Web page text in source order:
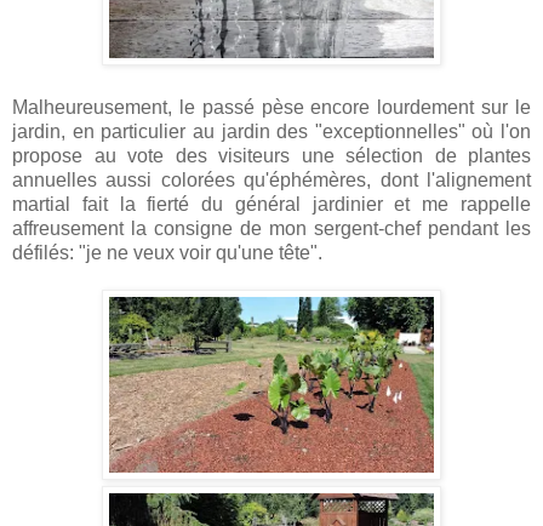
Malheureusement, le passé pèse encore lourdement sur le
jardin, en particulier au jardin des "exceptionnelles" où l'on
propose au vote des visiteurs une sélection de plantes
annuelles aussi colorées qu'éphémères, dont l'alignement
martial fait la fierté du général jardinier et me rappelle
affreusement la consigne de mon sergent-chef pendant les
défilés: "je ne veux voir qu'une tête".